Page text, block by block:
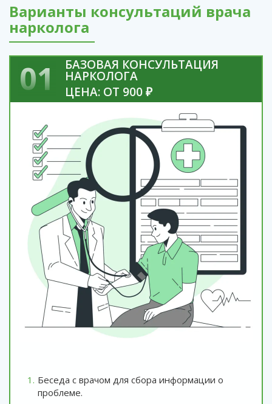
Варианты консультаций врача
нарколога
01 БАЗОВАЯ КОНСУЛЬТАЦИЯ
НАРКОЛОГА
ЦЕНА: ОТ 900 ₽
Беседа с врачом для сбора информации о
проблеме.